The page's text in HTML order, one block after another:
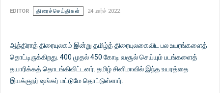
EDITOR திரைச்செய்திகள் 24 மார்ச் 2022
ஆந்திராத் திரையுலகம் இன்று தமிழ்த் திரையுலகைவிட பல உயரங்களைத்
தொட்டிருக்கிறது. 400 முதல் 450 கோடி வசூல் செய்யும் படங்களைத்
தயாரிக்கத் தொடங்கிவிட்டனர். தமிழ் சினிமாவில் இந்த உயரத்தை
இயக்குநர் ஷங்கர் மட்டுமே தொட்டுள்ளார்.